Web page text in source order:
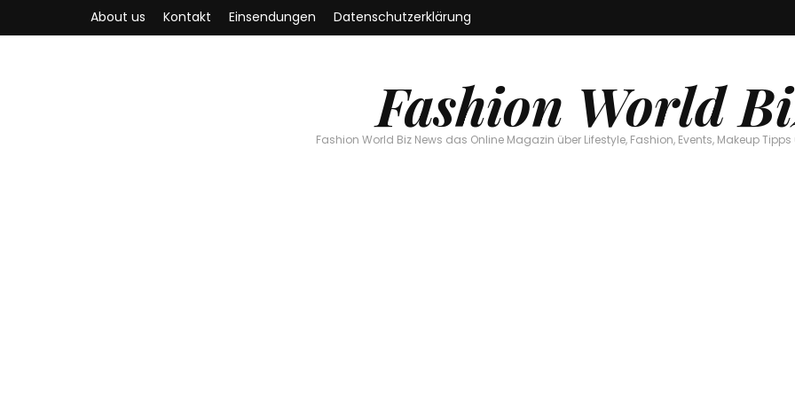
About us Kontakt Einsendungen Datenschutzerklärung
Fashion World
Fashion World Biz News das Online Magazin über Lifestyle, Fashion, Events, Makeup